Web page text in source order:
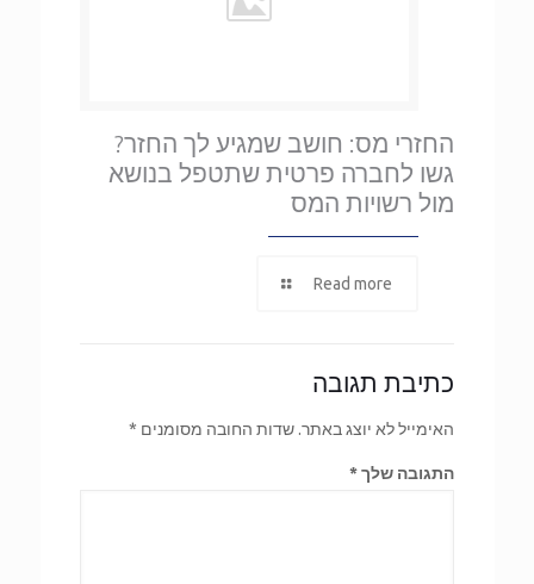
החזרי מס: חושב שמגיע לך החזר?
גשו לחברה פרטית שתטפל בנושא
מול רשויות המס
Read more
כתיבת תגובה
האימייל לא יוצג באתר. שדות החובה מסומנים *
התגובה שלך*